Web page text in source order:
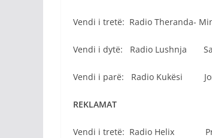
Vendi i tretë: Radio Theranda-
Vendi i dytë: Radio Lushnja
Vendi i parë: Radio Kukësi
REKLAMAT
Vendi i tretë: Radio Helix